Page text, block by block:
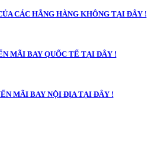
CÁC HÃNG HÀNG KHÔNG TẠI ĐÂY !
MÃI BAY QUỐC TẾ TẠI ĐÂY !
MÃI BAY NỘI ĐỊA TẠI ĐÂY !